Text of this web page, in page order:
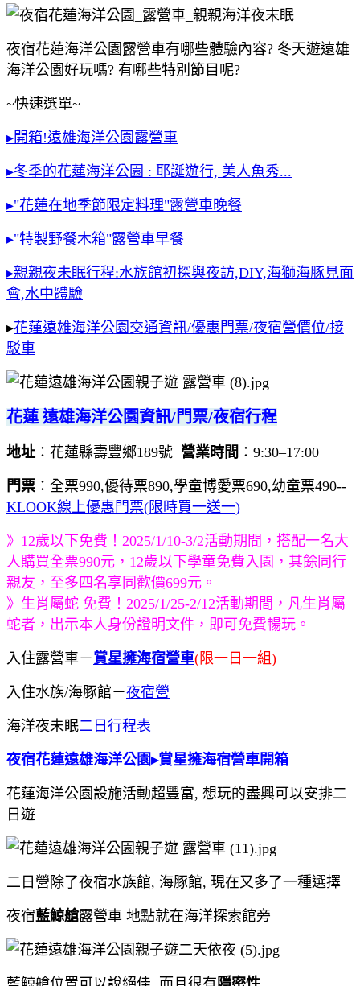
夜宿花蓮海洋公園露營車有哪些體驗內容? 冬天遊遠雄
海洋公園好玩嗎? 有哪些特別節目呢?
~快速選單~
▸開箱!遠雄海洋公園露營車
▸冬季的花蓮海洋公園 : 耶誕遊行, 美人魚秀...
▸"花蓮在地季節限定料理"露營車晚餐
▸"特製野餐木箱"露營車早餐
▸親親夜未眠行程:水族館初探與夜訪,DIY,海獅海豚見面
會,水中體驗
▸花蓮遠雄海洋公園交通資訊/優惠門票/夜宿營價位/接
駁車
花蓮 遠雄海洋公園資訊/門票/夜宿行程
地址 ：花蓮縣壽豐鄉189號 營業時間 ：9:30–17:00
門票 ：全票990,優待票890,學童博愛票690,幼童票490--
KLOOK線上優惠門票(限時買一送一)
》12歲以下免費！2025/1/10-3/2活動期間，搭配一名大
人購買全票990元，12歲以下學童免費入園，其餘同行
親友，至多四名享同歡價699元。
》生肖屬蛇 免費！2025/1/25-2/12活動期間，凡生肖屬
蛇者，出示本人身份證明文件，即可免費暢玩。
入住露營車－賞星擁海宿營車(限一日一組)
入住水族/海豚館－夜宿營
海洋夜未眠二日行程表
夜宿花蓮遠雄海洋公園▸賞星擁海宿營車開箱
花蓮海洋公園設施活動超豐富, 想玩的盡興可以安排二
日遊
二日營除了夜宿水族館, 海豚館, 現在又多了一種選擇
夜宿藍鯨艙露營車 地點就在海洋探索館旁